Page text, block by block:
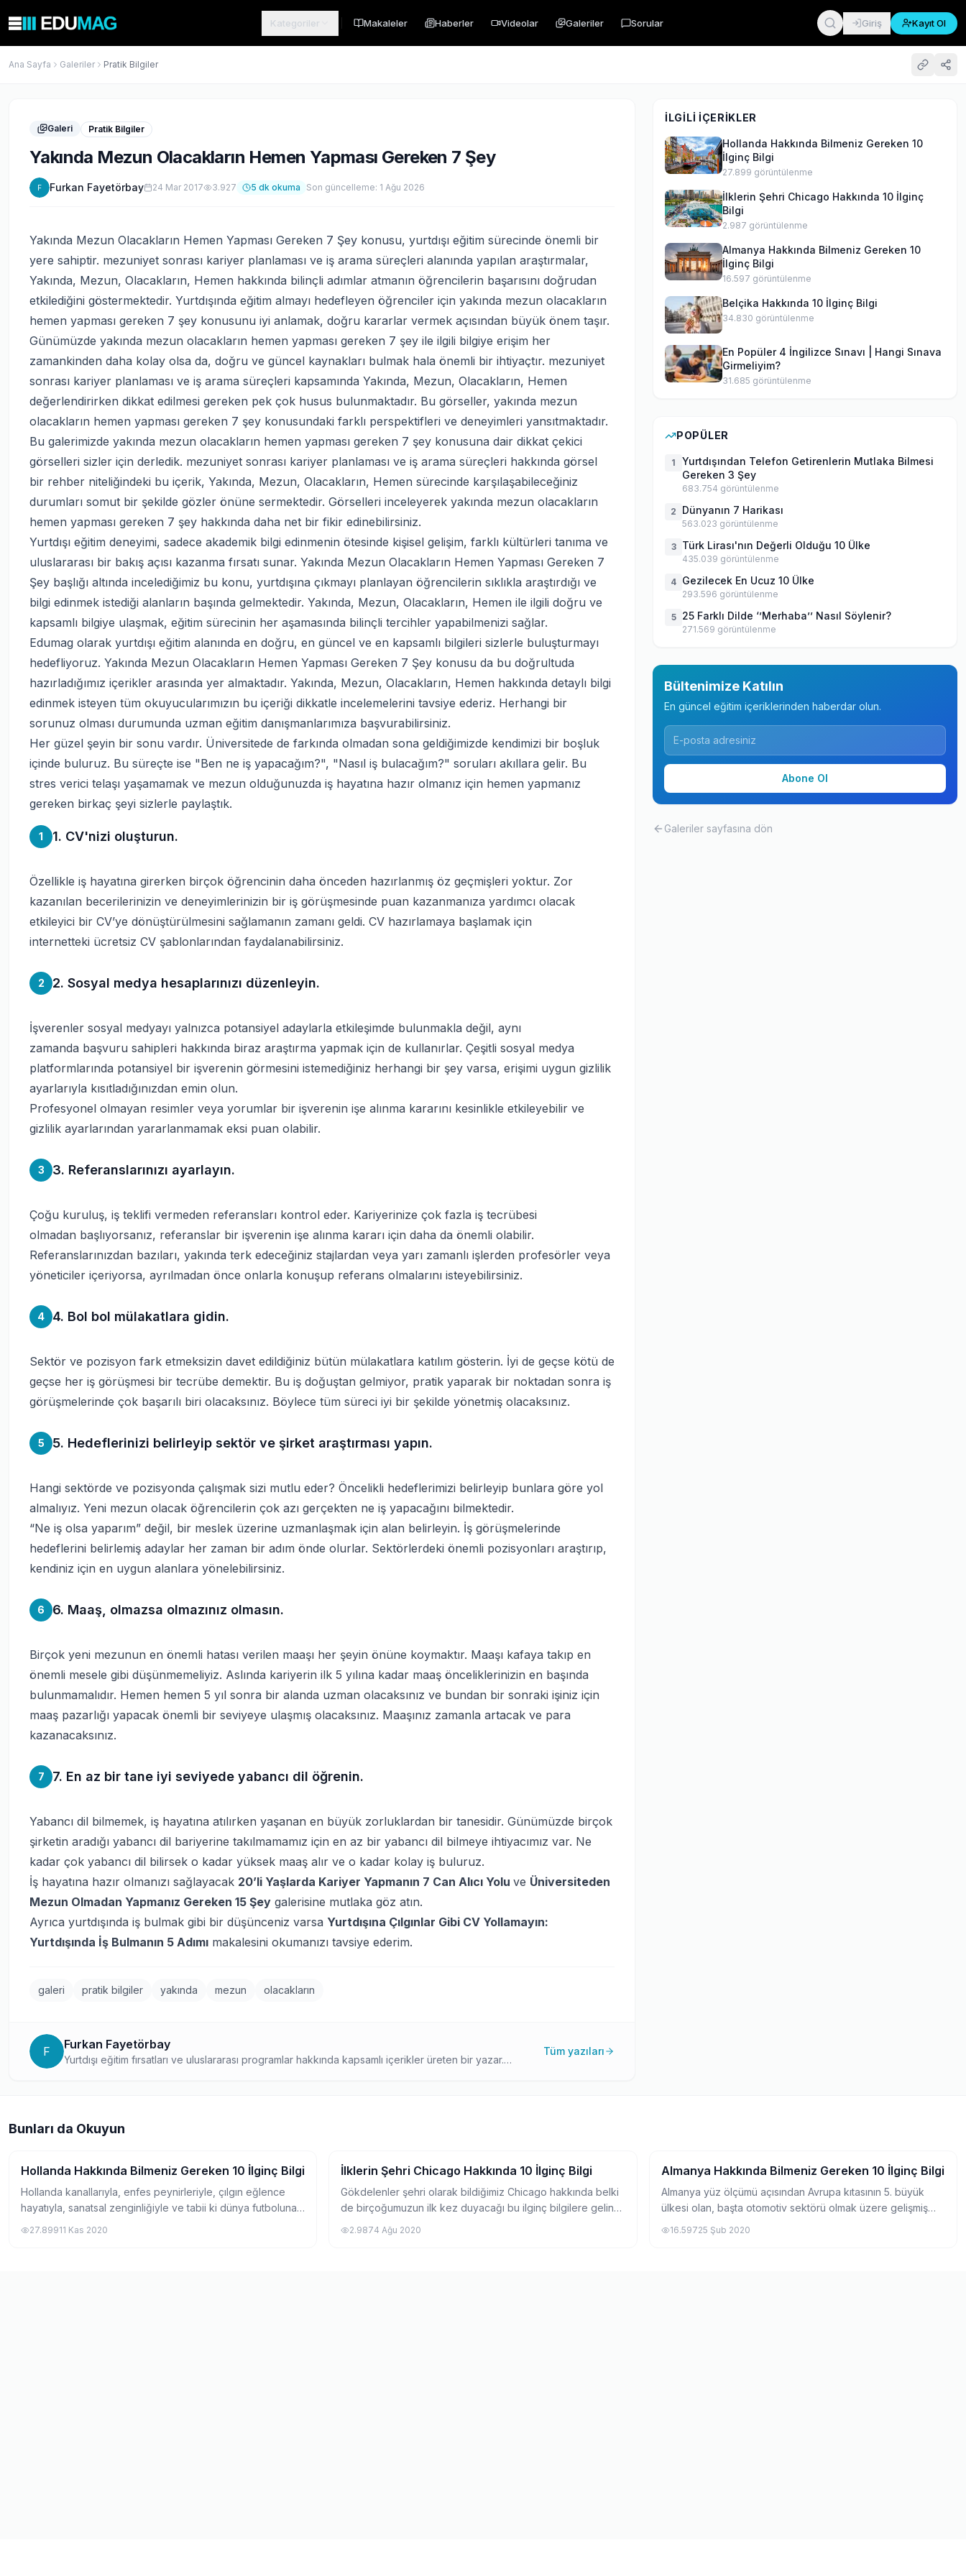
Kategoriler Makaleler Haberler Videolar Galeriler Sorular Giriş Kayıt Ol
Ana Sayfa Galeriler Pratik Bilgiler
Galeri Pratik Bilgiler
Yakında Mezun Olacakların Hemen Yapması Gereken 7 Şey
F Furkan Fayetörbay 24 Mar 2017 3.927 5 dk okuma Son güncelleme: 1 Ağu 2026
Yakında Mezun Olacakların Hemen Yapması Gereken 7 Şey konusu, yurtdışı eğitim sürecinde önemli bir
yere sahiptir. mezuniyet sonrası kariyer planlaması ve iş arama süreçleri alanında yapılan araştırmalar,
Yakında, Mezun, Olacakların, Hemen hakkında bilinçli adımlar atmanın öğrencilerin başarısını doğrudan
etkilediğini göstermektedir. Yurtdışında eğitim almayı hedefleyen öğrenciler için yakında mezun olacakların
hemen yapması gereken 7 şey konusunu iyi anlamak, doğru kararlar vermek açısından büyük önem taşır.
Günümüzde yakında mezun olacakların hemen yapması gereken 7 şey ile ilgili bilgiye erişim her
zamankinden daha kolay olsa da, doğru ve güncel kaynakları bulmak hala önemli bir ihtiyaçtır. mezuniyet
sonrası kariyer planlaması ve iş arama süreçleri kapsamında Yakında, Mezun, Olacakların, Hemen
değerlendirirken dikkat edilmesi gereken pek çok husus bulunmaktadır. Bu görseller, yakında mezun
olacakların hemen yapması gereken 7 şey konusundaki farklı perspektifleri ve deneyimleri yansıtmaktadır.
Bu galerimizde yakında mezun olacakların hemen yapması gereken 7 şey konusuna dair dikkat çekici
görselleri sizler için derledik. mezuniyet sonrası kariyer planlaması ve iş arama süreçleri hakkında görsel
bir rehber niteliğindeki bu içerik, Yakında, Mezun, Olacakların, Hemen sürecinde karşılaşabileceğiniz
durumları somut bir şekilde gözler önüne sermektedir. Görselleri inceleyerek yakında mezun olacakların
hemen yapması gereken 7 şey hakkında daha net bir fikir edinebilirsiniz.
Yurtdışı eğitim deneyimi, sadece akademik bilgi edinmenin ötesinde kişisel gelişim, farklı kültürleri tanıma ve
uluslararası bir bakış açısı kazanma fırsatı sunar. Yakında Mezun Olacakların Hemen Yapması Gereken 7
Şey başlığı altında incelediğimiz bu konu, yurtdışına çıkmayı planlayan öğrencilerin sıklıkla araştırdığı ve
bilgi edinmek istediği alanların başında gelmektedir. Yakında, Mezun, Olacakların, Hemen ile ilgili doğru ve
kapsamlı bilgiye ulaşmak, eğitim sürecinin her aşamasında bilinçli tercihler yapabilmenizi sağlar.
Edumag olarak yurtdışı eğitim alanında en doğru, en güncel ve en kapsamlı bilgileri sizlerle buluşturmayı
hedefliyoruz. Yakında Mezun Olacakların Hemen Yapması Gereken 7 Şey konusu da bu doğrultuda
hazırladığımız içerikler arasında yer almaktadır. Yakında, Mezun, Olacakların, Hemen hakkında detaylı bilgi
edinmek isteyen tüm okuyucularımızın bu içeriği dikkatle incelemelerini tavsiye ederiz. Herhangi bir
sorunuz olması durumunda uzman eğitim danışmanlarımıza başvurabilirsiniz.
Her güzel şeyin bir sonu vardır. Üniversitede de farkında olmadan sona geldiğimizde kendimizi bir boşluk
içinde buluruz. Bu süreçte ise "Ben ne iş yapacağım?", "Nasıl iş bulacağım?" soruları akıllara gelir. Bu
stres verici telaşı yaşamamak ve mezun olduğunuzda iş hayatına hazır olmanız için hemen yapmanız
gereken birkaç şeyi sizlerle paylaştık.
1 1. CV'nizi oluşturun.
Özellikle iş hayatına girerken birçok öğrencinin daha önceden hazırlanmış öz geçmişleri yoktur. Zor
kazanılan becerilerinizin ve deneyimlerinizin bir iş görüşmesinde puan kazanmanıza yardımcı olacak
etkileyici bir CV’ye dönüştürülmesini sağlamanın zamanı geldi. CV hazırlamaya başlamak için
internetteki ücretsiz CV şablonlarından faydalanabilirsiniz.
2 2. Sosyal medya hesaplarınızı düzenleyin.
İşverenler sosyal medyayı yalnızca potansiyel adaylarla etkileşimde bulunmakla değil, aynı
zamanda başvuru sahipleri hakkında biraz araştırma yapmak için de kullanırlar. Çeşitli sosyal medya
platformlarında potansiyel bir işverenin görmesini istemediğiniz herhangi bir şey varsa, erişimi uygun gizlilik
ayarlarıyla kısıtladığınızdan emin olun.
Profesyonel olmayan resimler veya yorumlar bir işverenin işe alınma kararını kesinlikle etkileyebilir ve
gizlilik ayarlarından yararlanmamak eksi puan olabilir.
3 3. Referanslarınızı ayarlayın.
Çoğu kuruluş, iş teklifi vermeden referansları kontrol eder. Kariyerinize çok fazla iş tecrübesi
olmadan başlıyorsanız, referanslar bir işverenin işe alınma kararı için daha da önemli olabilir.
Referanslarınızdan bazıları, yakında terk edeceğiniz stajlardan veya yarı zamanlı işlerden profesörler veya
yöneticiler içeriyorsa, ayrılmadan önce onlarla konuşup referans olmalarını isteyebilirsiniz.
4 4. Bol bol mülakatlara gidin.
Sektör ve pozisyon fark etmeksizin davet edildiğiniz bütün mülakatlara katılım gösterin. İyi de geçse kötü de
geçse her iş görüşmesi bir tecrübe demektir. Bu iş doğuştan gelmiyor, pratik yaparak bir noktadan sonra iş
görüşmelerinde çok başarılı biri olacaksınız. Böylece tüm süreci iyi bir şekilde yönetmiş olacaksınız.
5 5. Hedeflerinizi belirleyip sektör ve şirket araştırması yapın.
Hangi sektörde ve pozisyonda çalışmak sizi mutlu eder? Öncelikli hedeflerimizi belirleyip bunlara göre yol
almalıyız. Yeni mezun olacak öğrencilerin çok azı gerçekten ne iş yapacağını bilmektedir.
“Ne iş olsa yaparım” değil, bir meslek üzerine uzmanlaşmak için alan belirleyin. İş görüşmelerinde
hedeflerini belirlemiş adaylar her zaman bir adım önde olurlar. Sektörlerdeki önemli pozisyonları araştırıp,
kendiniz için en uygun alanlara yönelebilirsiniz.
6 6. Maaş, olmazsa olmazınız olmasın.
Birçok yeni mezunun en önemli hatası verilen maaşı her şeyin önüne koymaktır. Maaşı kafaya takıp en
önemli mesele gibi düşünmemeliyiz. Aslında kariyerin ilk 5 yılına kadar maaş önceliklerinizin en başında
bulunmamalıdır. Hemen hemen 5 yıl sonra bir alanda uzman olacaksınız ve bundan bir sonraki işiniz için
maaş pazarlığı yapacak önemli bir seviyeye ulaşmış olacaksınız. Maaşınız zamanla artacak ve para
kazanacaksınız.
7 7. En az bir tane iyi seviyede yabancı dil öğrenin.
Yabancı dil bilmemek, iş hayatına atılırken yaşanan en büyük zorluklardan bir tanesidir. Günümüzde birçok
şirketin aradığı yabancı dil bariyerine takılmamamız için en az bir yabancı dil bilmeye ihtiyacımız var. Ne
kadar çok yabancı dil bilirsek o kadar yüksek maaş alır ve o kadar kolay iş buluruz.
İş hayatına hazır olmanızı sağlayacak 20’li Yaşlarda Kariyer Yapmanın 7 Can Alıcı Yolu ve Üniversiteden
Mezun Olmadan Yapmanız Gereken 15 Şey galerisine mutlaka göz atın.
Ayrıca yurtdışında iş bulmak gibi bir düşünceniz varsa Yurtdışına Çılgınlar Gibi CV Yollamayın:
Yurtdışında İş Bulmanın 5 Adımı makalesini okumanızı tavsiye ederim.
galeri pratik bilgiler yakında mezun olacakların
F Furkan Fayetörbay
Yurtdışı eğitim fırsatları ve uluslararası programlar hakkında kapsamlı içerikler üreten bir yazar.
Tüm yazıları
İLGILI İÇERIKLER
Hollanda Hakkında Bilmeniz Gereken 10
İlginç Bilgi
27.899 görüntülenme
İlklerin Şehri Chicago Hakkında 10 İlginç
Bilgi
2.987 görüntülenme
Almanya Hakkında Bilmeniz Gereken 10
İlginç Bilgi
16.597 görüntülenme
Belçika Hakkında 10 İlginç Bilgi
34.830 görüntülenme
En Popüler 4 İngilizce Sınavı | Hangi Sınava
Girmeliyim?
31.685 görüntülenme
POPÜLER
1
Yurtdışından Telefon Getirenlerin Mutlaka Bilmesi
Gereken 3 Şey
683.754 görüntülenme
2 Dünyanın 7 Harikası
563.023 görüntülenme
3 Türk Lirası'nın Değerli Olduğu 10 Ülke
435.039 görüntülenme
4 Gezilecek En Ucuz 10 Ülke
293.596 görüntülenme
5 25 Farklı Dilde ‘’Merhaba’’ Nasıl Söylenir?
271.569 görüntülenme
Bültenimize Katılın
En güncel eğitim içeriklerinden haberdar olun.
Abone Ol
Galeriler sayfasına dön
Bunları da Okuyun
Pratik Bilgiler
Hollanda Hakkında Bilmeniz Gereken 10 İlginç Bilgi
Hollanda kanallarıyla, enfes peynirleriyle, çılgın eğlence
hayatıyla, sanatsal zenginliğiyle ve tabii ki dünya futboluna
27.89911 Kas 2020
Pratik Bilgiler
İlklerin Şehri Chicago Hakkında 10 İlginç Bilgi
Gökdelenler şehri olarak bildiğimiz Chicago hakkında belki
de birçoğumuzun ilk kez duyacağı bu ilginç bilgilere gelin
2.9874 Ağu 2020
Pratik Bilgiler
Almanya Hakkında Bilmeniz Gereken 10 İlginç Bilgi
Almanya yüz ölçümü açısından Avrupa kıtasının 5. büyük
ülkesi olan, başta otomotiv sektörü olmak üzere gelişmiş
siyasi ilişkiler, gerekse eği...
16.59725 Şub 2020